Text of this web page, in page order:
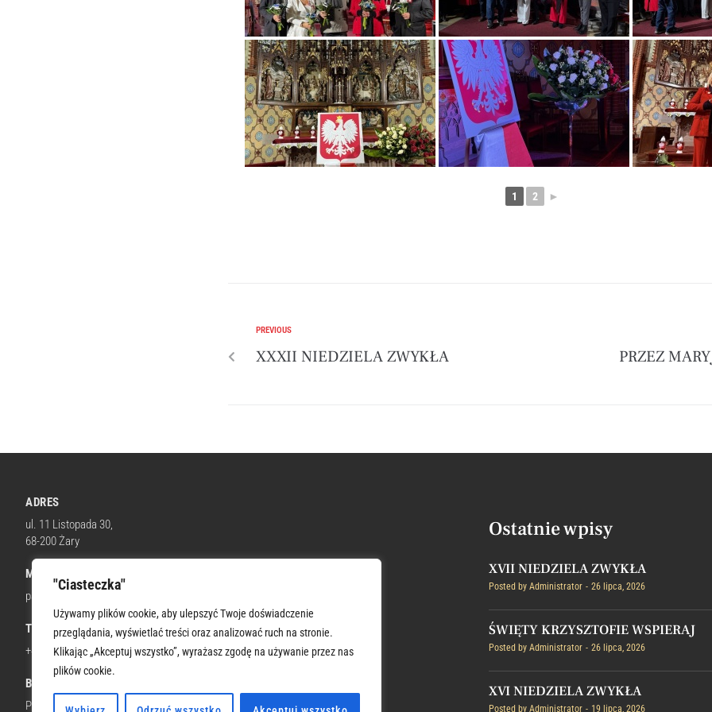
"Ciasteczka"
Używamy plików cookie, aby ulepszyć Twoje doświadczenie
przeglądania, wyświetlać treści oraz analizować ruch na stronie.
Klikając „Akceptuj wszystko”, wyrażasz zgodę na używanie przez nas
plików cookie.
1 2 ►
PREVIOUS
XXXII NIEDZIELA ZWYKŁA PRZEZ
ADRES
ul. 11 Listopada 30,
68-200 Żary
MAIL
parafia@wnmpzary.pl
TELEFON KOM.
+48 512 674 664
BANK
PKO BP 66 1020 5402 0000 0302 0322 6206
Ostatnie wpisy
XVII NIEDZIELA ZWYKŁA
Posted by Administrator 26 lipca, 2026
ŚWIĘTY KRZYSZTOFIE WSPIERAJ
Posted by Administrator 26 lipca, 2026
XVI NIEDZIELA ZWYKŁA
Posted by Administrator 19 lipca, 2026